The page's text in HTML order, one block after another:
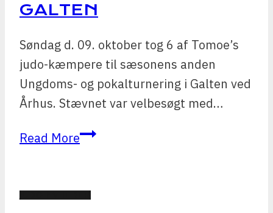
GALTEN
Søndag d. 09. oktober tog 6 af Tomoe’s
judo-kæmpere til sæsonens anden
Ungdoms- og pokalturnering i Galten ved
Århus. Stævnet var velbesøgt med…
Read MoreUngdoms-
–